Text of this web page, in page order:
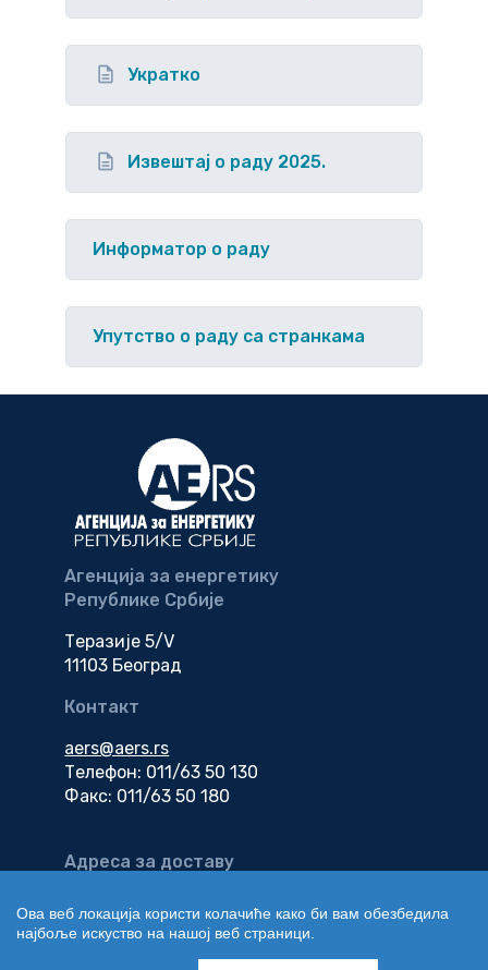
Укратко
Извештај о раду 2025.
Информатор о раду
Упутство o раду са странкама
Агенција за енергетику
Републике Србије
Теразије 5/V
11103 Београд
Контакт
aers@aers.rs
Телефон: 011/63 50 130
Факс: 011/63 50 180
Адреса за доставу
документације
Ова веб локација користи колачиће како би вам обезбедила
најбоље искуство на нашој веб страници.